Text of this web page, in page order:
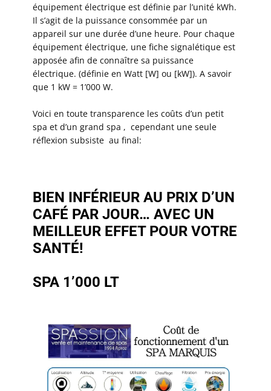
équipement électrique est définie par l’unité kWh.
Il s’agit de la puissance consommée par un
appareil sur une durée d’une heure. Pour chaque
équipement électrique, une fiche signalétique est
apposée afin de connaître sa puissance
électrique. (définie en Watt [W] ou [kW]). A savoir
que 1 kW = 1’000 W.
Voici en toute transparence les coûts d’un petit
spa et d’un grand spa , cependant une seule
réflexion subsiste au final:
BIEN INFÉRIEUR AU PRIX D’UN
CAFÉ PAR JOUR… AVEC UN
MEILLEUR EFFET POUR VOTRE
SANTÉ!
SPA 1’000 LT